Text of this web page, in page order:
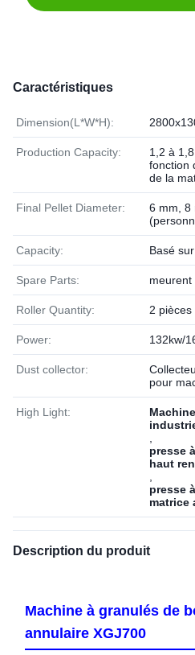
Caractéristiques
Dimension(L*W*H):
Production Capacity:
1,2 à
fonction
de la
Final Pellet Diameter:
6 mm, 8
Capacity: Basé
Spare Parts: meurent
Roller Quantity: 2 pièces
Power: 132kw/
Dust collector:
pour
High Light:
presse
haut
presse
matrice
Description du produit
Machine à granulés de
annulaire XGJ700